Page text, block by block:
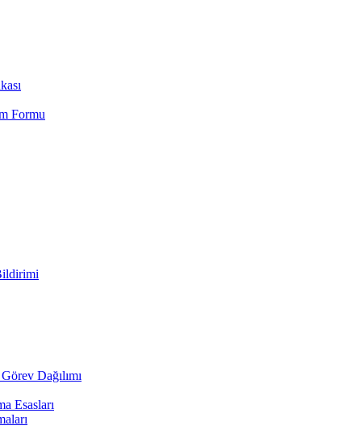
Formu
Dağılımı
Esasları